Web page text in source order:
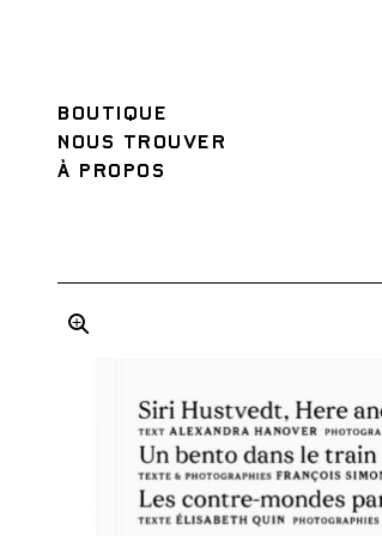
BOUTIQUE
NOUS TROUVER
À PROPOS